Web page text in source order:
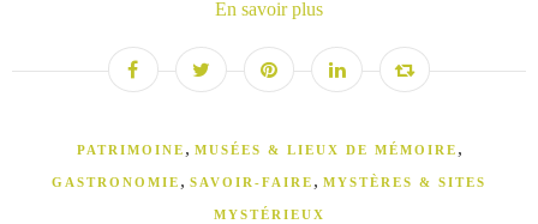
En savoir plus
PATRIMOINE , MUSÉES & LIEUX DE MÉMOIRE ,
GASTRONOMIE , SAVOIR-FAIRE , MYSTÈRES & SITES
MYSTÉRIEUX